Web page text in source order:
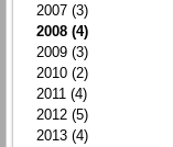
2007 (3)
2008 (4)
2009 (3)
2010 (2)
2011 (4)
2012 (5)
2013 (4)